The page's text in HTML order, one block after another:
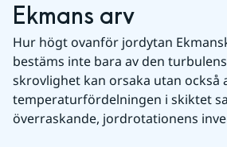
Ekmans arv
Hur högt ovanför jordytan
bestäms inte bara av den
skrovlighet kan orsaka utan också
temperaturfördelningen i skiktet
överraskande, jordrotationens